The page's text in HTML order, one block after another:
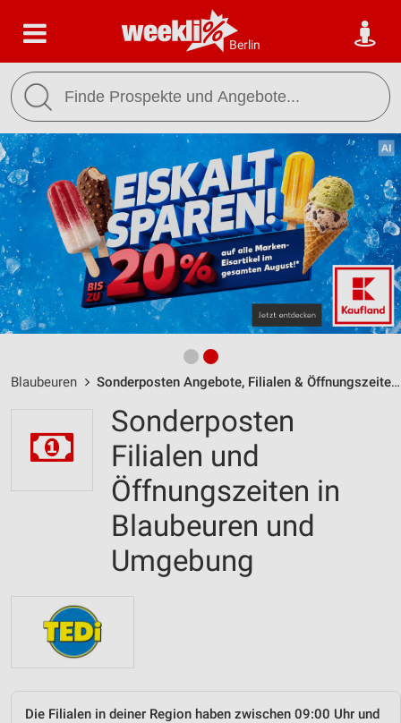
Berlin
Blaubeuren Sonderposten Angebote, Filialen & Öffnungszeiten
Sonderposten
Filialen und
Öffnungszeiten in
Blaubeuren und
Umgebung
Die Filialen in deiner Region haben zwischen 09:00 Uhr und